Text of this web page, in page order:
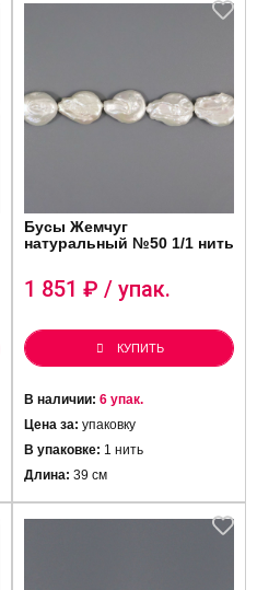
Бусы Жемчуг
натуральный №50 1/1 нить
1 851 ₽ / упак.
КУПИТЬ
В наличии: 6 упак.
Цена за: упаковку
В упаковке: 1 нить
Длина: 39 см